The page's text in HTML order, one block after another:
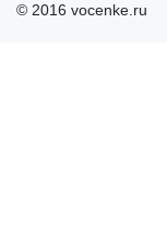
© 2016 vocenke.ru